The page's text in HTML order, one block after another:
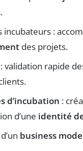
.
incubateurs :
des projets.
: validation rapide
d’incubation :
d’une identité
business